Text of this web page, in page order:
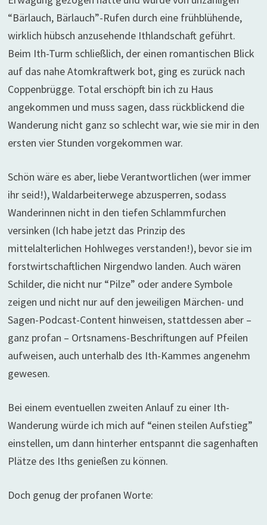
“Bärlauch, Bärlauch”-Rufen durch eine frühblühende,
wirklich hübsch anzusehende Ithlandschaft geführt.
Beim Ith-Turm schließlich, der einen romantischen Blick
auf das nahe Atomkraftwerk bot, ging es zurück nach
Coppenbrügge. Total erschöpft bin ich zu Haus
angekommen und muss sagen, dass rückblickend die
Wanderung nicht ganz so schlecht war, wie sie mir in den
ersten vier Stunden vorgekommen war.
Schön wäre es aber, liebe Verantwortlichen (wer immer
ihr seid!), Waldarbeiterwege abzusperren, sodass
Wanderinnen nicht in den tiefen Schlammfurchen
versinken (Ich habe jetzt das Prinzip des
mittelalterlichen Hohlweges verstanden!), bevor sie im
forstwirtschaftlichen Nirgendwo landen. Auch wären
Schilder, die nicht nur “Pilze” oder andere Symbole
zeigen und nicht nur auf den jeweiligen Märchen- und
Sagen-Podcast-Content hinweisen, stattdessen aber –
ganz profan – Ortsnamens-Beschriftungen auf Pfeilen
aufweisen, auch unterhalb des Ith-Kammes angenehm
gewesen.
Bei einem eventuellen zweiten Anlauf zu einer Ith-
Wanderung würde ich mich auf “einen steilen Aufstieg”
einstellen, um dann hinterher entspannt die sagenhaften
Plätze des Iths genießen zu können.
Doch genug der profanen Worte: